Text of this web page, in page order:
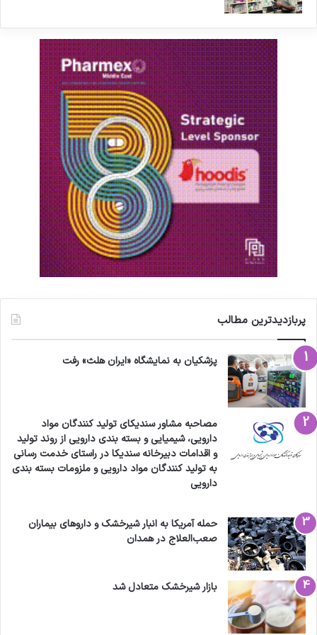
دهد اما برنامه و بودجه مسئله تأخیر در ارسال اسناد
و مسائل بیمه‌ای را لحاظ نکرده است و ساز و کار
نسخه الکترونیک را مبنای عملکرد بیمه قرار می‌دهد
در حالی که برخی نسخ هنوز به شکل کاغذی نوشته
می‌شود. سازمان برنامه و بودجه می‌گوید بیمه‌ها
برای سال جاری ۶۹ هزار میلیارد تومان در نظر گرفته
شده را هزینه کنند و اگر به کسری بودجه برخوردند
مابقی بودجه لازم را از محل دیگری مانند صندوق
توسعه تأمین خواهیم کرد.
: از سوی دیگر صنعت نیز مدعی است که
نقدینگی موردنیاز آن تأمین نشده و الان سوال اصلی
باید تأمین شود؟
پیرصالحی: بخشی از نقدینگی از زنجیره تأمین دارو
برمی‌گردد یعنی از داروخانه‌ها به پخش و از پخش به
صنعت باز می‌گردد. تا پیش از این که ارز دولتی دارو
حذف شود بدهی سازمان‌های بیمه به داروخانه‌ها
وجود داشت اما مبلغ آن کمتر بود و داروخانه‌ها با
نقدینگی حاصل از تأخیر پرداخت بیمه‌ها را به نحوی
جبران کنند اما الان باتوجه به افزایش حجم نقدینگی
موردنیاز پس از تغییر نرخ ارز دارو، میزان مشکلات
نقدینگی بیشتر شده است. بخش دیگری از مشکلات
نقدینگی نیز به دلیل تأخیر و بدعهدی بانک‌ها در
پربازدیدترین مطالب
پزشکیان به نمایشگاه «ایران هلث» رفت
مصاحبه مشاور سندیکای تولید کنندگان مواد
دارویی، شیمیایی و بسته بندی دارویی از روند تولید
و اقدامات دبیرخانه سندیکا در راستای خدمت رسانی
به تولید کنندگان مواد دارویی و ملزومات بسته بندی
دارویی
حمله آمریکا به انبار شیرخشک و داروهای بیماران
صعب‌العلاج در همدان
بازار شیرخشک متعادل شد